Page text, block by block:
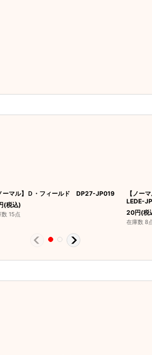
ーマル】Ｄ・フィールド DP27-JP019
(税込)
数 15点
【ノー
LEDE-
20円(税
在庫数 8